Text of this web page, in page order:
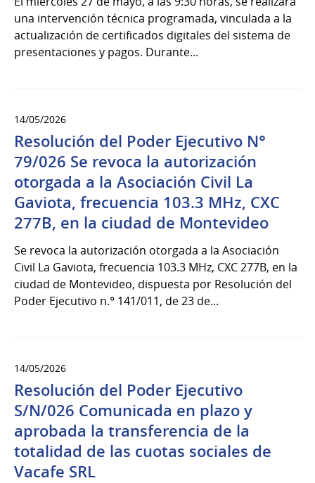
una intervención técnica programada, vinculada a la
actualización de certificados digitales del sistema de
presentaciones y pagos. Durante...
14/05/2026
Resolución del Poder Ejecutivo N°
79/026 Se revoca la autorización
otorgada a la Asociación Civil La
Gaviota, frecuencia 103.3 MHz, CXC
277B, en la ciudad de Montevideo
Se revoca la autorización otorgada a la Asociación
Civil La Gaviota, frecuencia 103.3 MHz, CXC 277B, en la
ciudad de Montevideo, dispuesta por Resolución del
Poder Ejecutivo n.° 141/011, de 23 de...
14/05/2026
Resolución del Poder Ejecutivo
S/N/026 Comunicada en plazo y
aprobada la transferencia de la
totalidad de las cuotas sociales de
Vacafe SRL